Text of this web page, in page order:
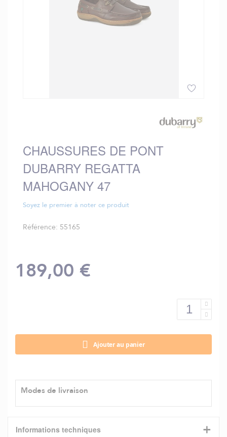
of
the
images
CHAUSSURES DE PONT
DUBARRY REGATTA
MAHOGANY 47
Soyez le premier à noter ce produit
Référence 55165
189,00 €
Ajouter au panier
Modes de livraison
Informations techniques +